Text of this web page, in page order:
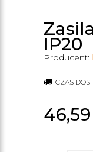
IP20
Producent:
CZAS
46,59